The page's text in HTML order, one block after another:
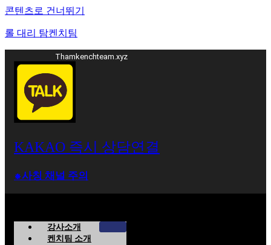
콘텐츠로 건너뛰기
롤 대리 탐켄치팀
Thamkenchteam.xyz
KAKAO 즉시 상담연결
⁕사칭 채널 주의
강사소개
켄치팀 소개